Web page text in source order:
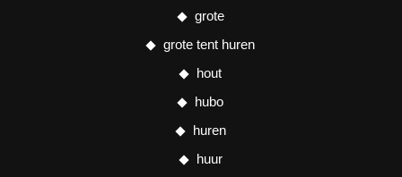
grote
grote tent huren
hout
hubo
huren
huur